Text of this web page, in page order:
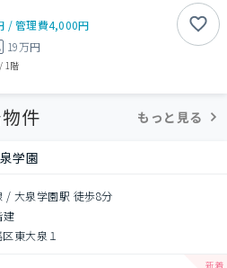
/管理費4,000円
19万円
/ 1階
件 もっと見る
学園
/ 大泉学園駅 徒歩8分
建
東大泉１